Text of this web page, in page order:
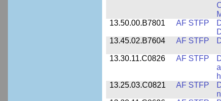
13.50.00.B7801
AF STFP
13.45.02.B7604
AF STFP
13.30.11.C0826 AF STFP
13.25.03.C0821
AF STFP